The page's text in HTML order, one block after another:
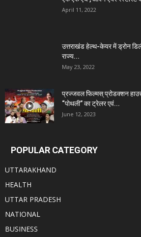
April 11, 2022
उत्तराखंड हेल्थ-केयर में ड्रोन
राज्य...
May 23, 2022
प्रज्जवल फिल्मस् प्रोडक्शन हाउस
“पोथली” का ट्रेलर एवं...
June 12, 2023
POPULAR CATEGORY
UTTARAKHAND
HEALTH
UTTAR PRADESH
NATIONAL
BUSINESS